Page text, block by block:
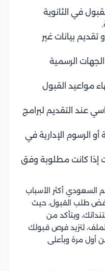
في الثانوية
بيانات غير
الرسمية
مواعيد القبول
عند التقديم لبرامج
الرسوم الإدارية في
إذا كانت مطلوبة وفق
السعودي أكثر الأسباب
رفض طلب القبول، حيث
ويتأكد من
لتزيد فرص قبولك
6 أكتوبر من أول مرة وبأعلى